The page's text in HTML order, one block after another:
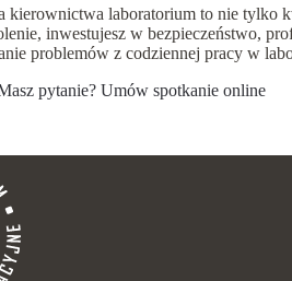
kierownictwa laboratorium to nie tylko
inwestujesz w bezpieczeństwo,
problemów z codziennej pracy w
pytanie? Umów spotkanie online